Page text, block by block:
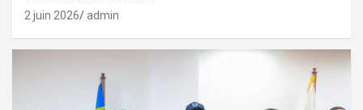
2 juin 2026 admin